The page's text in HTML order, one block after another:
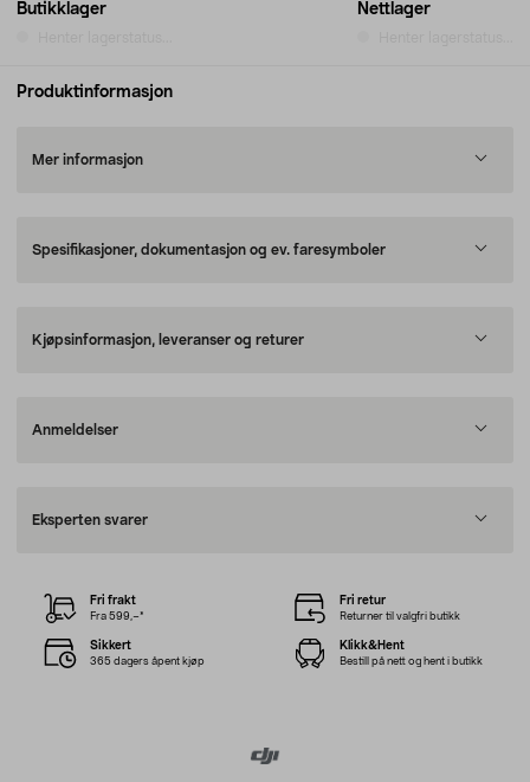
Butikklager Nettlager
Produktinformasjon
Mer informasjon
Spesifikasjoner, dokumentasjon og ev. faresymboler
Kjøpsinformasjon, leveranser og returer
Anmeldelser
Eksperten svarer
Fri frakt
Fra 599,–*
Fri retur
Returner til valgfri butikk
Sikkert
365 dagers åpent kjøp
Klikk&Hent
Bestill på nett og hent i butikk